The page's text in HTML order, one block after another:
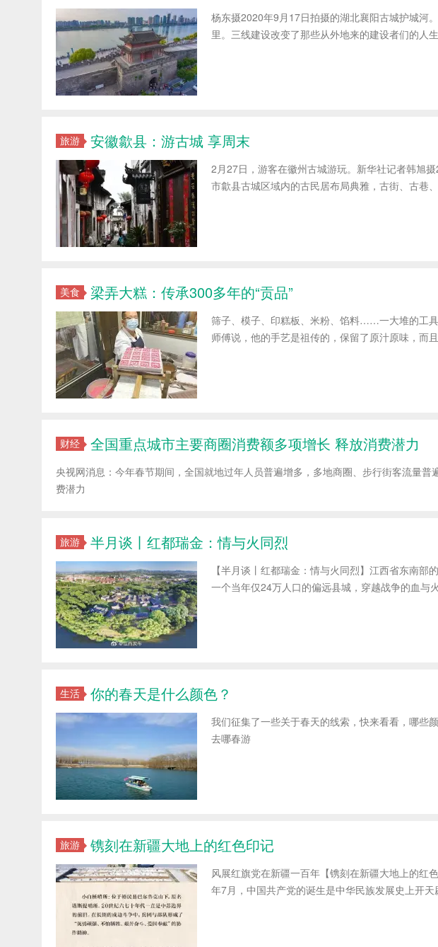
杨东摄2020年9月17日拍摄的湖北襄阳古城护城河
里。三线建设改变了那些从外地来的建设者们的人
旅游 安徽歙县：游古城 享周末
2月27日，游客在徽州古城游玩。新华社记者韩旭
市歙县古城区域内的古民居布局典雅，古街、古巷
美食 梁弄大糕：传承300多年的“贡品”
筛子、模子、印糕板、米粉、馅料……一大堆的工
师傅说，他的手艺是祖传的，保留了原汁原味，而
财经 全国重点城市主要商圈消费额多项增长 释放消费潜力
央视网消息：今年春节期间，全国就地过年人员普遍增多，多地商圈、步行街客流量
费潜力
旅游 半月谈丨红都瑞金：情与火同烈
【半月谈丨红都瑞金：情与火同烈】江西省东南
一个当年仅24万人口的偏远县城，穿越战争的血与
生活 你的春天是什么颜色？
我们征集了一些关于春天的线索，快来看看，哪些
去哪春游
旅游 镌刻在新疆大地上的红色印记
风展红旗党在新疆一百年【镌刻在新疆大地上的红
年7月，中国共产党的诞生是中华民族发展史上开